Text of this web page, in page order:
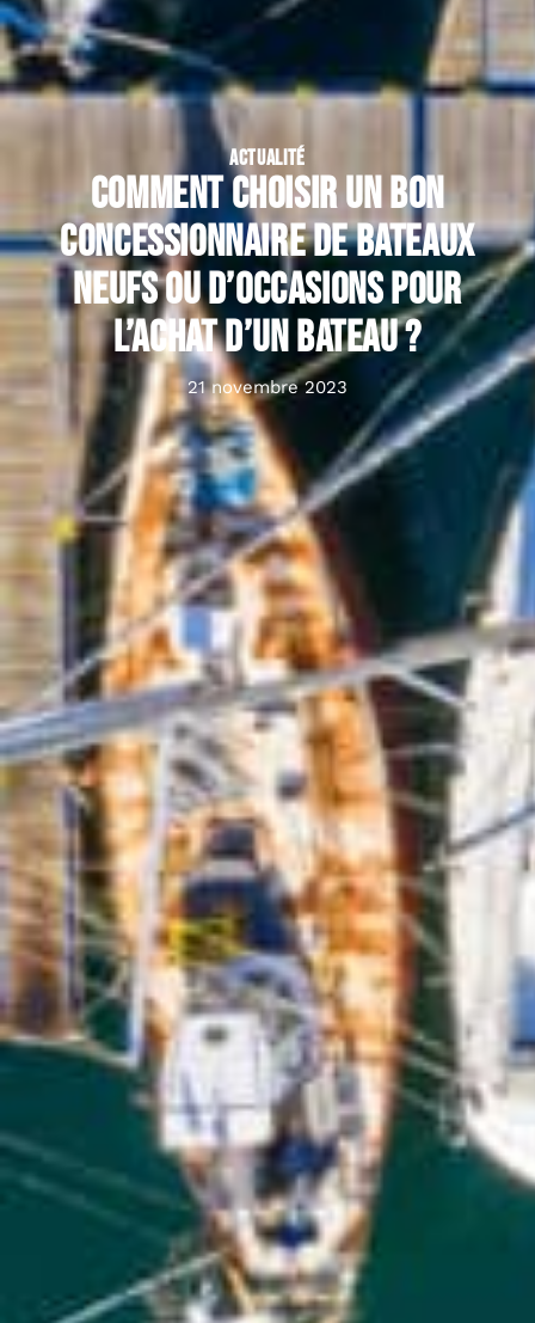
ACTUALITÉ
Comment choisir un bon
concessionnaire de bateaux
neufs ou d’occasions pour
l’achat d’un bateau ?
21 novembre 2023